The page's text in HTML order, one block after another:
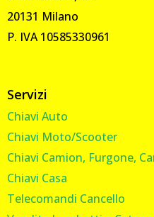
20131 Milano
P. IVA 10585330961
Servizi
Chiavi Auto
Chiavi Moto/Scooter
Chiavi Camion, Furgone,
Chiavi Casa
Telecomandi Cancello